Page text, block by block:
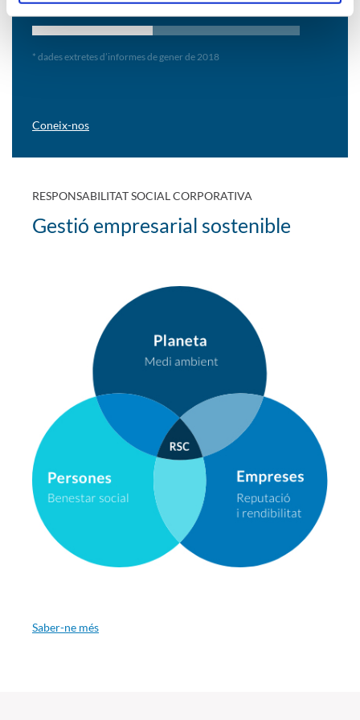
* dades extretes d’informes de gener de 2018
Coneix-nos
RESPONSABILITAT SOCIAL CORPORATIVA
Gestió empresarial sostenible
Saber-ne més